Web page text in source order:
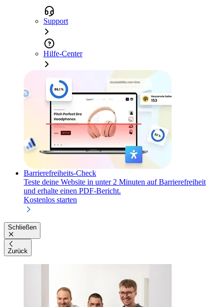
Support
Hilfe-Center
Barrierefreiheits-Check
Teste deine Website in unter 2 Minuten auf Barrierefreiheit
und erhalte einen PDF-Bericht.
Kostenlos starten
Schließen
Zurück